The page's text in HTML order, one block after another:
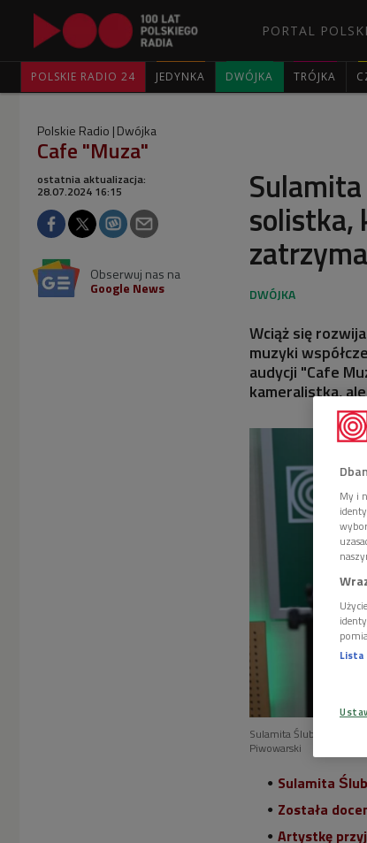
PORTAL
POLSKIE RADIO 24 JEDYNKA DWÓJKA TRÓJKA
Polskie Radio Dwójka
Cafe "Muza"
solistka,
ostatnia aktualizacja:
28.07.2024 16:15
Obserwuj nas na
Google News
Wciąż się
muzyki
audycji "Cafe
kameralistka,
Sulamita Ślubowska -
Piwowarski
Sulamita
Została
Artystkę
My i